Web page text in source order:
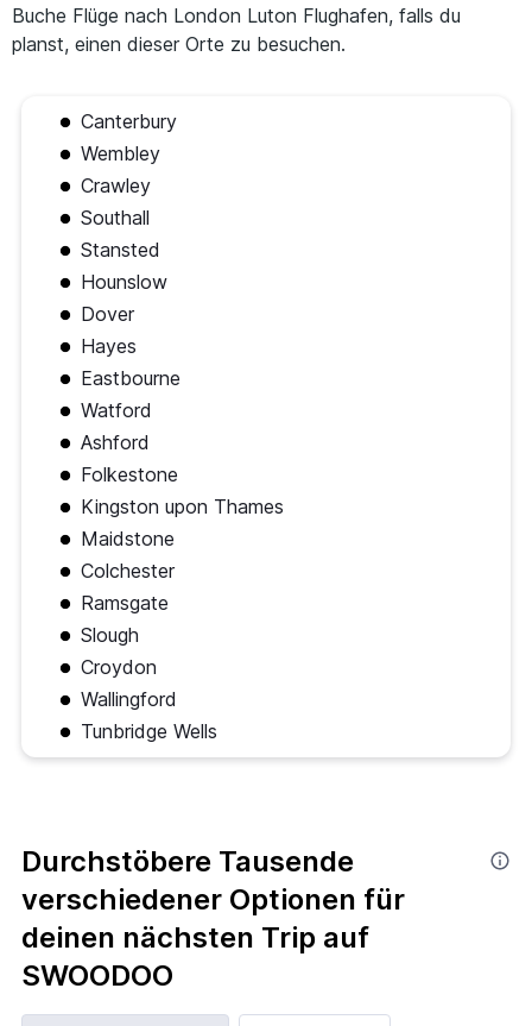
Buche Flüge nach London Luton Flughafen, falls du
planst, einen dieser Orte zu besuchen.
Canterbury
Wembley
Crawley
Southall
Stansted
Hounslow
Dover
Hayes
Eastbourne
Watford
Ashford
Folkestone
Kingston upon Thames
Maidstone
Colchester
Ramsgate
Slough
Croydon
Wallingford
Tunbridge Wells
Durchstöbere Tausende
verschiedener Optionen für
deinen nächsten Trip auf
SWOODOO